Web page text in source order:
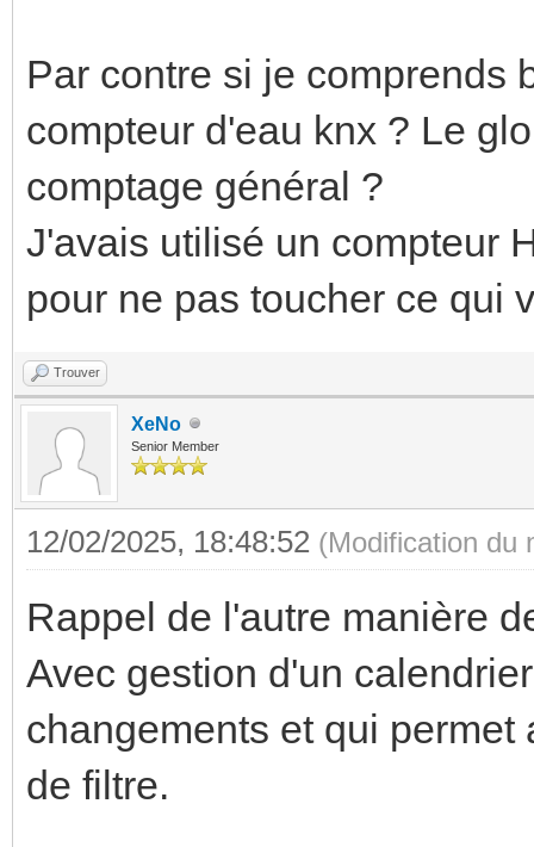
Par contre si je comprends
compteur d'eau knx ? Le
comptage général ?
J'avais utilisé un compteur
pour ne pas toucher ce qui
Trouver
XeNo
Senior Member
12/02/2025, 18:48:52 (Modification du
Rappel de l'autre manière
Avec gestion d'un
changements et qui
de filtre.